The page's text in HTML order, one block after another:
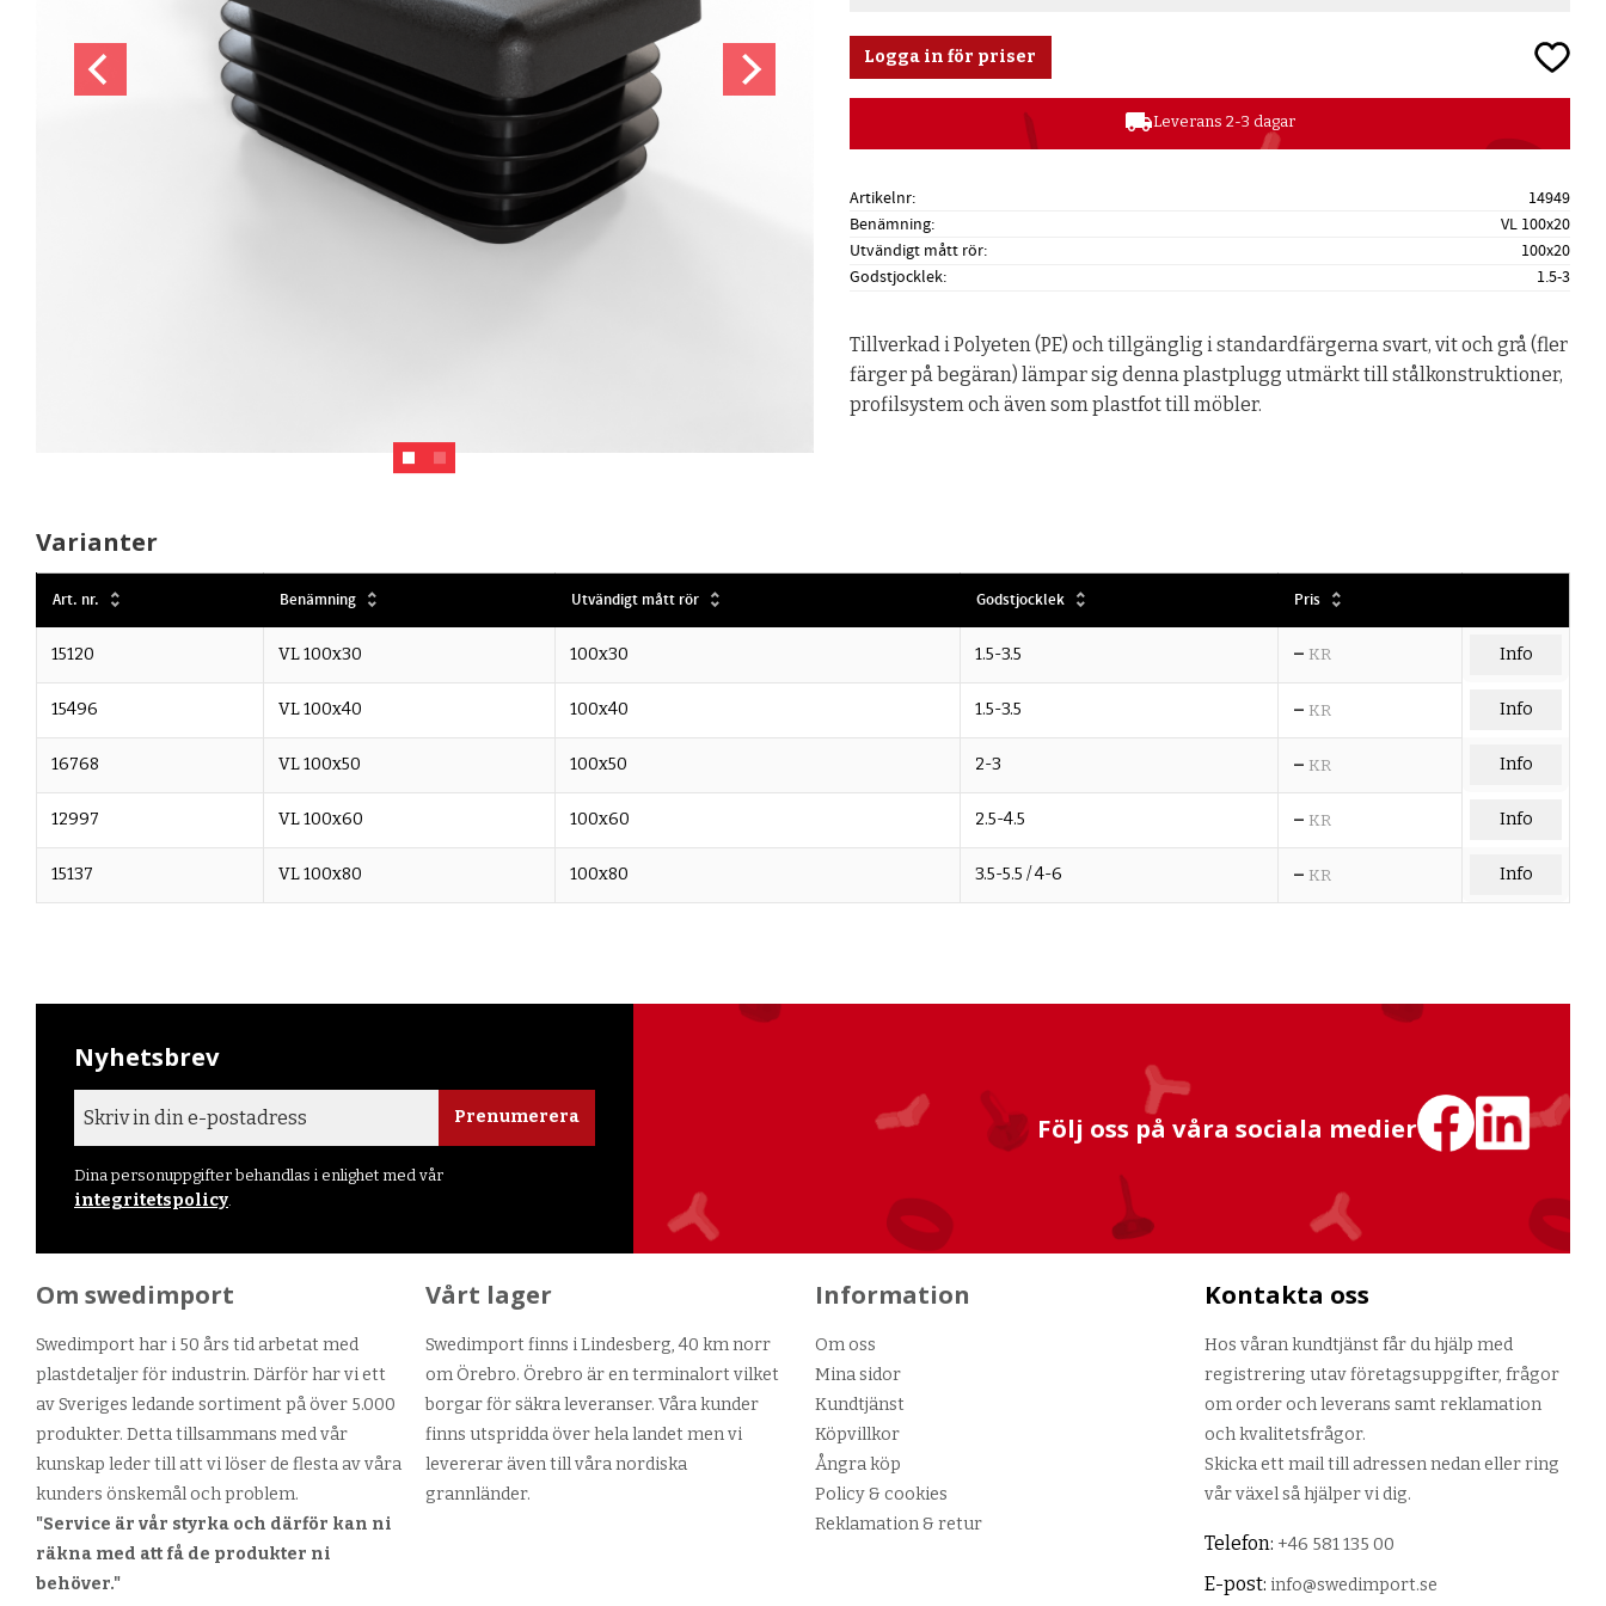
Logga in för priser Lägg
local_shippingLeverans 2-3 dagar
Artikelnr
14949
Benämning
VL 100x20
Utvändigt mått rör
100x20
Godstjocklek
1.5-3
Tillverkad i Polyeten (PE) och tillgänglig i standardfärgerna svart, vit och grå (fler
färger på begäran) lämpar sig denna plastplugg utmärkt till stålkonstruktioner,
profilsystem och även som plastfot till möbler.
Varianter
Art. nr. Benämning Utvändigt mått rör Godstjocklek Pris
15120 VL 100x30 100x30 1.5-3.5 – KR Info
15496 VL 100x40 100x40 1.5-3.5 – KR Info
16768 VL 100x50 100x50 2-3 – KR Info
12997 VL 100x60 100x60 2.5-4.5 – KR Info
15137 VL 100x80 100x80 3.5-5.5 / 4-6 – KR Info
Nyhetsbrev
Prenumerera
Dina personuppgifter behandlas i enlighet med vår
integritetspolicy
Följ oss på våra sociala medier
Om swedimport
Swedimport har i 50 års tid arbetat med
plastdetaljer för industrin. Därför har vi ett
av Sveriges ledande sortiment på över 5.000
produkter. Detta tillsammans med vår
kunskap leder till att vi löser de flesta av våra
kunders önskemål och problem.
"Service är vår styrka och därför kan ni
räkna med att få de produkter ni
behöver."
Vårt lager
Swedimport finns i Lindesberg, 40 km norr
om Örebro. Örebro är en terminalort vilket
borgar för säkra leveranser. Våra kunder
finns utspridda över hela landet men vi
levererar även till våra nordiska
grannländer.
Information
Om oss
Mina sidor
Kundtjänst
Köpvillkor
Ångra köp
Policy & cookies
Reklamation & retur
Kontakta oss
Hos våran kundtjänst får du hjälp med
registrering utav företagsuppgifter, frågor
om order och leverans samt reklamation
och kvalitetsfrågor.
Skicka ett mail till adressen nedan eller ring
vår växel så hjälper vi dig.
Telefon: +46 581 135 00
E-post: info@swedimport.se